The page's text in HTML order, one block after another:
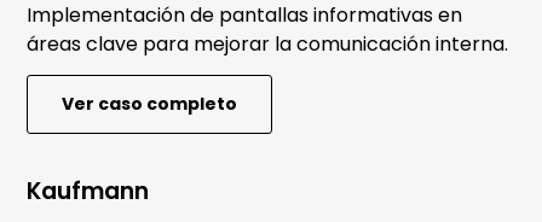
Implementación de pantallas informativas en
áreas clave para mejorar la comunicación interna.
Ver caso completo
Kaufmann